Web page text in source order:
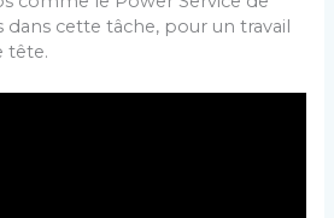
cette tâche, pour un travail
tête.